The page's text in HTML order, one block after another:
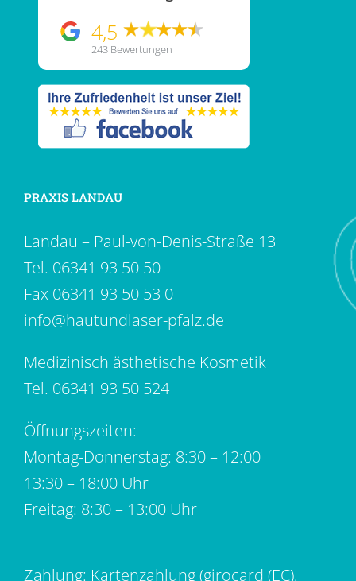
4,5
243 Bewertungen
PRAXIS LANDAU
Landau – Paul-von-Denis-Straße 13
Tel. 06341 93 50 50
Fax 06341 93 50 53 0
info@hautundlaser-pfalz.de
Medizinisch ästhetische Kosmetik
Tel. 06341 93 50 524
Öffnungszeiten:
Montag-Donnerstag: 8:30 – 12:00
13:30 – 18:00 Uhr
Freitag: 8:30 – 13:00 Uhr
Zahlung: Kartenzahlung (girocard (EC),